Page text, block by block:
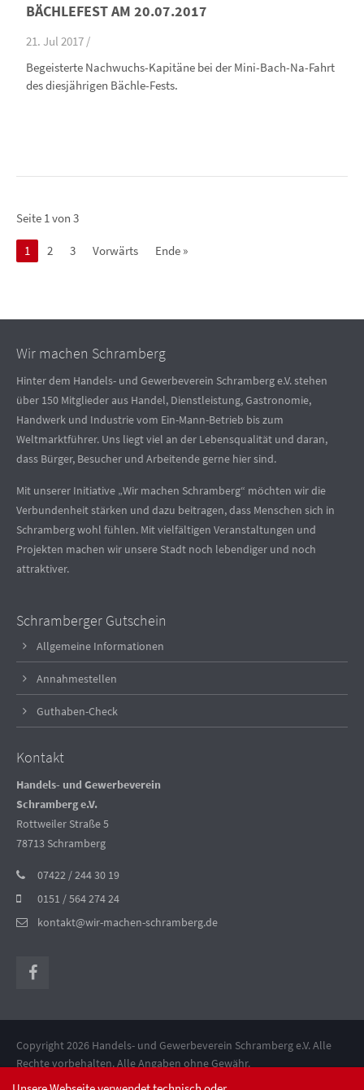
BÄCHLEFEST AM 20.07.2017
21. Jul 2017 /
Begeisterte Nachwuchs-Kapitäne bei der Mini-Bach-Na-Fahrt
des diesjährigen Bächle-Fests.
Seite 1 von 3
1 2 3 Vorwärts Ende »
Wir machen Schramberg
Hinter dem Handels- und Gewerbeverein Schramberg e.V. stehen
über 150 Mitglieder aus Handel, Dienstleistung, Gastronomie,
Handwerk und Industrie vom Ein-Mann-Betrieb bis zum
Weltmarktführer. Uns liegt viel an der Lebensqualität und daran,
dass Bürger, Besucher und Arbeitende gerne hier sind.
Mit unserer Initiative „Wir machen Schramberg“ möchten wir die
Verbundenheit stärken und dazu beitragen, dass Menschen sich in
Schramberg wohl fühlen. Mit vielfältigen Veranstaltungen und
Projekten machen wir unsere Stadt noch lebendiger und noch
attraktiver.
Schramberger Gutschein
Allgemeine Informationen
Annahmestellen
Guthaben-Check
Kontakt
Handels- und Gewerbeverein
Schramberg e.V.
Rottweiler Straße 5
78713 Schramberg
07422 / 244 30 19
0151 / 564 274 24
kontakt@wir-machen-schramberg.de
Copyright 2026 Handels- und Gewerbeverein Schramberg e.V. Alle
Rechte vorbehalten. Alle Angaben ohne Gewähr.
Suchen
Datenschutz Impressum AGB